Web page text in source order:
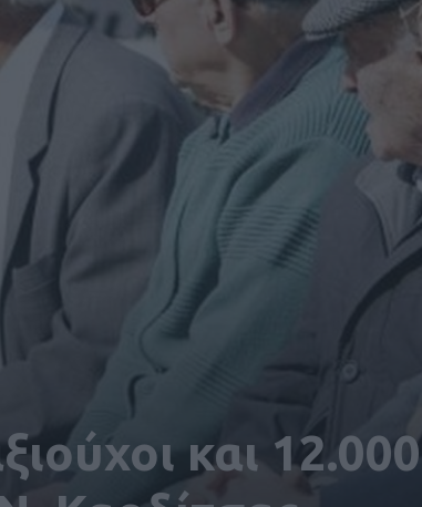
και 12.000